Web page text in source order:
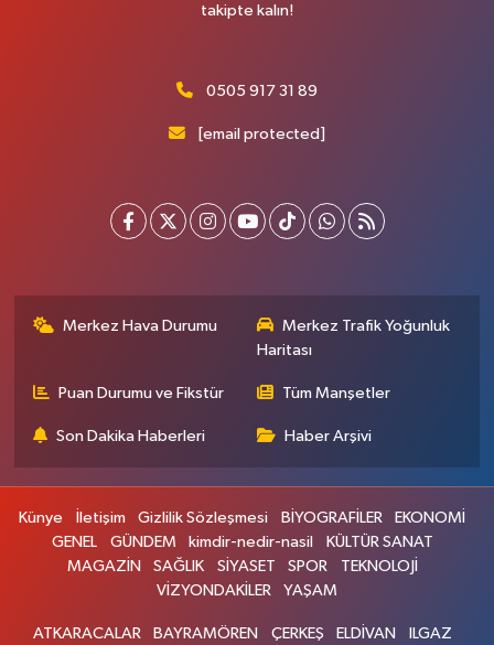
takipte kalın!
0505 917 31 89
[email protected]
Merkez Hava Durumu
Merkez Trafik Yoğunluk
Haritası
Puan Durumu ve Fikstür Tüm Manşetler
Son Dakika Haberleri Haber Arşivi
Künye İletişim Gizlilik Sözleşmesi BİYOGRAFİLER
EKONOMİ
GENEL
GÜNDEM kimdir-nedir-nasil
KÜLTÜR SANAT
MAGAZİN
SAĞLIK SİYASET SPOR
TEKNOLOJİ
VİZYONDAKİLER
YAŞAM
ATKARACALAR BAYRAMÖREN ÇERKEŞ ELDİVAN ILGAZ